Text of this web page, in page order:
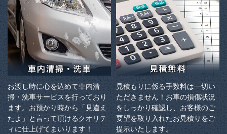
お渡し時に心を込めて車内清
掃・洗車サービスを行っており
ます。お預かり時から「見違え
たよ」と言って頂けるクオリテ
ィに仕上げてまいります！
見積もりに係る手数料は一切い
ただきません！お車の損傷状況
をしっかり確認し、お客様のご
要望を取り入れたお見積りをご
提示いたします。